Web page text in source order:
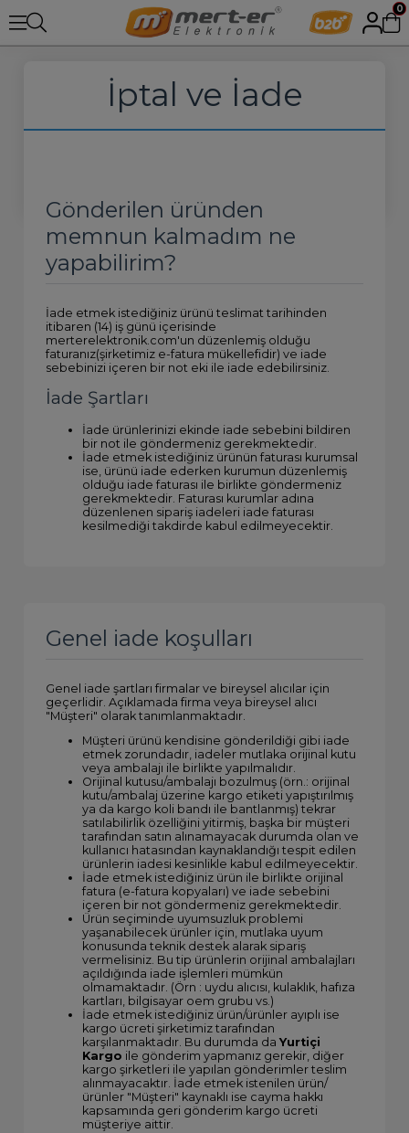
0
İptal ve İade
Gönderilen üründen
memnun kalmadım ne
yapabilirim?
İade etmek istediğiniz ürünü teslimat tarihinden
itibaren (14) iş günü içerisinde
merterelektronik.com'un düzenlemiş olduğu
faturanız(şirketimiz e-fatura mükellefidir) ve iade
sebebinizi içeren bir not eki ile iade edebilirsiniz.
İade Şartları
İade ürünlerinizi ekinde iade sebebini bildiren
bir not ile göndermeniz gerekmektedir.
İade etmek istediğiniz ürünün faturası kurumsal
ise, ürünü iade ederken kurumun düzenlemiş
olduğu iade faturası ile birlikte göndermeniz
gerekmektedir. Faturası kurumlar adına
düzenlenen sipariş iadeleri iade faturası
kesilmediği takdirde kabul edilmeyecektir.
Genel iade koşulları
Genel iade şartları firmalar ve bireysel alıcılar için
geçerlidir. Açıklamada firma veya bireysel alıcı
"Müşteri" olarak tanımlanmaktadır.
Müşteri ürünü kendisine gönderildiği gibi iade
etmek zorundadır, iadeler mutlaka orijinal kutu
veya ambalajı ile birlikte yapılmalıdır.
Orijinal kutusu/ambalajı bozulmuş (örn.: orijinal
kutu/ambalaj üzerine kargo etiketi yapıştırılmış
ya da kargo koli bandı ile bantlanmış) tekrar
satılabilirlik özelliğini yitirmiş, başka bir müşteri
tarafından satın alınamayacak durumda olan ve
kullanıcı hatasından kaynaklandığı tespit edilen
ürünlerin iadesi kesinlikle kabul edilmeyecektir.
İade etmek istediğiniz ürün ile birlikte orijinal
fatura (e-fatura kopyaları) ve iade sebebini
içeren bir not göndermeniz gerekmektedir.
Ürün seçiminde uyumsuzluk problemi
yaşanabilecek ürünler için, mutlaka uyum
konusunda teknik destek alarak sipariş
vermelisiniz. Bu tip ürünlerin orijinal ambalajları
açıldığında iade işlemleri mümkün
olmamaktadır. (Örn : uydu alıcısı, kulaklık, hafıza
kartları, bilgisayar oem grubu vs.)
İade etmek istediğiniz ürün/ürünler ayıplı ise
kargo ücreti şirketimiz tarafından
karşılanmaktadır. Bu durumda da Yurtiçi
Kargo ile gönderim yapmanız gerekir, diğer
kargo şirketleri ile yapılan gönderimler teslim
alınmayacaktır. İade etmek istenilen ürün/
ürünler "Müşteri" kaynaklı ise cayma hakkı
kapsamında geri gönderim kargo ücreti
müşteriye aittir.